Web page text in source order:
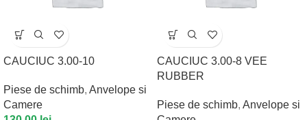
CAUCIUC 3.00-10
Piese de schimb, Anvelope si
Camere
CAUCIUC 3.00-8 VEE
RUBBER
Piese de schimb, Anvelope si